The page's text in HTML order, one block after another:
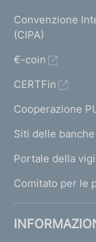
Convenzione
(CIPA)
€-coin
CERTFin
Cooperazione
Siti delle
Portale della
Comitato per le